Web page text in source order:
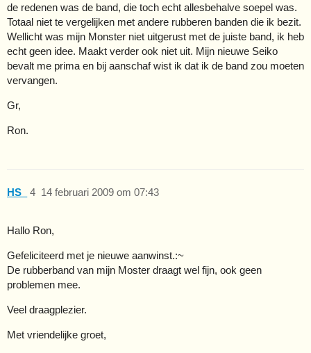
de redenen was de band, die toch echt allesbehalve soepel was.
Totaal niet te vergelijken met andere rubberen banden die ik bezit.
Wellicht was mijn Monster niet uitgerust met de juiste band, ik heb
echt geen idee. Maakt verder ook niet uit. Mijn nieuwe Seiko
bevalt me prima en bij aanschaf wist ik dat ik de band zou moeten
vervangen.
Gr,
Ron.
HS_ 14 februari 2009 om 07:43
4
Hallo Ron,
Gefeliciteerd met je nieuwe aanwinst.:~
De rubberband van mijn Moster draagt wel fijn, ook geen
problemen mee.
Veel draagplezier.
Met vriendelijke groet,